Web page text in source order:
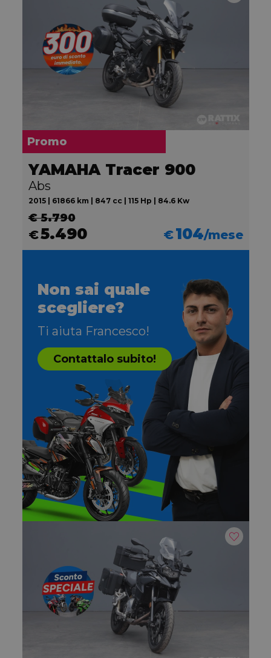
Promo
YAMAHA Tracer 900
Abs
2015 | 61866 km | 847 cc | 115 Hp | 84.6 Kw
€ 5.790
€5.490 €104/mese
Non sai quale
scegliere?
Ti aiuta Francesco!
Contattalo subito!